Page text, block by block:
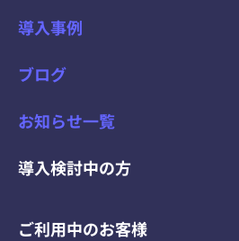
導入事例
ブログ
お知らせ一覧
導入検討中の方
ご利用中のお客様